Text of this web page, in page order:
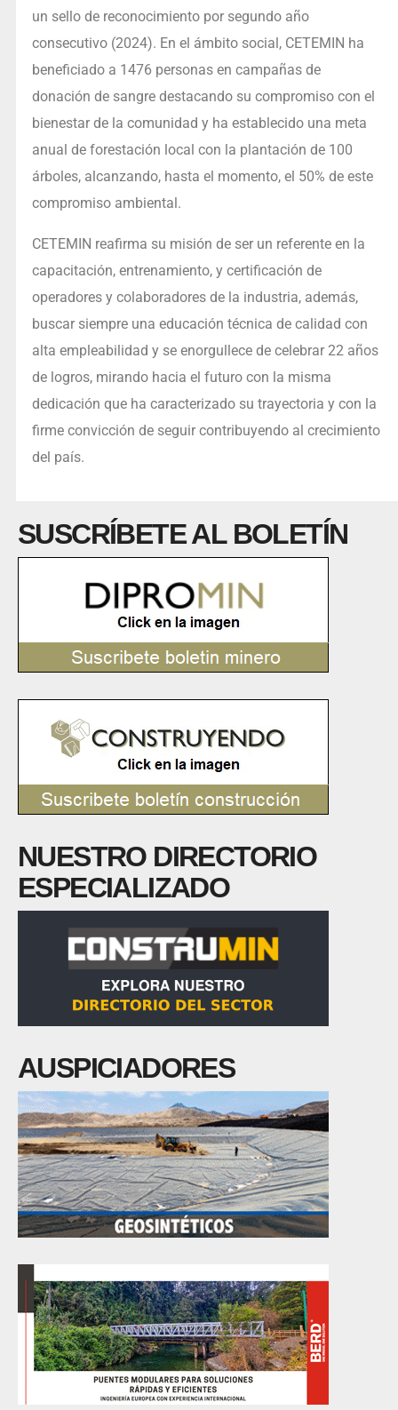
un sello de reconocimiento por segundo año
consecutivo (2024). En el ámbito social, CETEMIN ha
beneficiado a 1476 personas en campañas de
donación de sangre destacando su compromiso con el
bienestar de la comunidad y ha establecido una meta
anual de forestación local con la plantación de 100
árboles, alcanzando, hasta el momento, el 50% de este
compromiso ambiental.
CETEMIN reafirma su misión de ser un referente en la
capacitación, entrenamiento, y certificación de
operadores y colaboradores de la industria, además,
buscar siempre una educación técnica de calidad con
alta empleabilidad y se enorgullece de celebrar 22 años
de logros, mirando hacia el futuro con la misma
dedicación que ha caracterizado su trayectoria y con la
firme convicción de seguir contribuyendo al crecimiento
del país.
SUSCRÍBETE AL BOLETÍN
NUESTRO DIRECTORIO
ESPECIALIZADO
AUSPICIADORES